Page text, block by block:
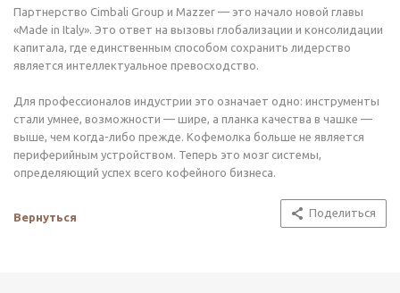
Партнерство Cimbali Group и Mazzer — это начало новой главы
«Made in Italy». Это ответ на вызовы глобализации и консолидации
капитала, где единственным способом сохранить лидерство
является интеллектуальное превосходство.
Для профессионалов индустрии это означает одно: инструменты
стали умнее, возможности — шире, а планка качества в чашке —
выше, чем когда-либо прежде. Кофемолка больше не является
периферийным устройством. Теперь это мозг системы,
определяющий успех всего кофейного бизнеса.
Вернуться Поделиться